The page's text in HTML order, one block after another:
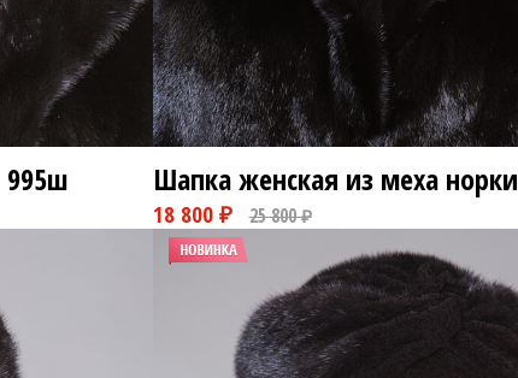
995ш Шапка женская из меха норки